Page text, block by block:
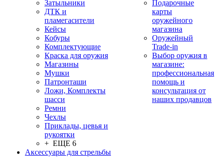
Затыльники
ДТК и
пламегасители
Кейсы
Кобуры
Комплектующие
Краска для оружия
Магазины
Мушки
Патронташи
Ложи, Комплекты
шасси
Ремни
Чехлы
Приклады, цевья и
рукоятки
+ ЕЩЕ 6
Аксессуары для стрельбы
Подарочные
карты
оружейного
магазина
Оружейный
Trade-in
Выбор оружия в
магазине:
профессиональная
помощь и
консультация от
наших продавцов